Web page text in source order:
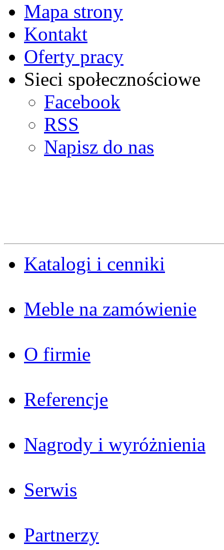
Mapa strony
Kontakt
Oferty pracy
Sieci społecznościowe
Facebook
RSS
Napisz do nas
Katalogi i cenniki
Meble na zamówienie
O firmie
Referencje
Nagrody i wyróżnienia
Serwis
Partnerzy